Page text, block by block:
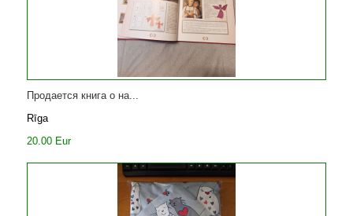
Продается книга о на...
Rīga
20.00 Eur